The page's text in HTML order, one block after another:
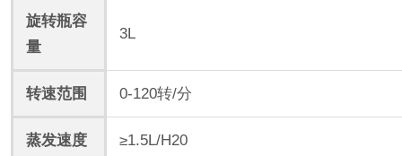
旋转瓶容
量
3L
转速范围 0-120转/分
蒸发速度 ≥1.5L/H20